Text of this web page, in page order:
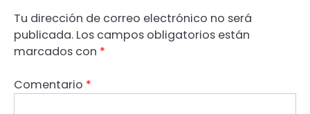
Tu dirección de correo electrónico no será
publicada. Los campos obligatorios están
marcados con *
Comentario *